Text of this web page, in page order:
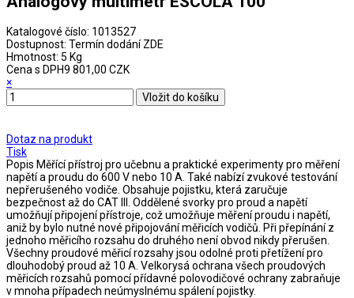
Katalogové číslo: 1013527
Dostupnost: Termín dodání ZDE
Hmotnost: 5 Kg
Cena s DPH9 801,00 CZK
×
Dotaz na produkt
Tisk
Popis Měřící přístroj pro učebnu a praktické experimenty pro měření
napětí a proudu do 600 V nebo 10 A. Také nabízí zvukové testování
nepřerušeného vodiče. Obsahuje pojistku, která zaručuje
bezpečnost až do CAT III. Oddělené svorky pro proud a napětí
umožňují připojení přístroje, což umožňuje měření proudu i napětí,
aniž by bylo nutné nové připojování měřicích vodičů. Při přepínání z
jednoho měřicího rozsahu do druhého není obvod nikdy přerušen.
Všechny proudové měřicí rozsahy jsou odolné proti přetížení pro
dlouhodobý proud až 10 A. Velkorysá ochrana všech proudových
měřicích rozsahů pomocí přídavné polovodičové ochrany zabraňuje
v mnoha případech neúmyslnému spálení pojistky.